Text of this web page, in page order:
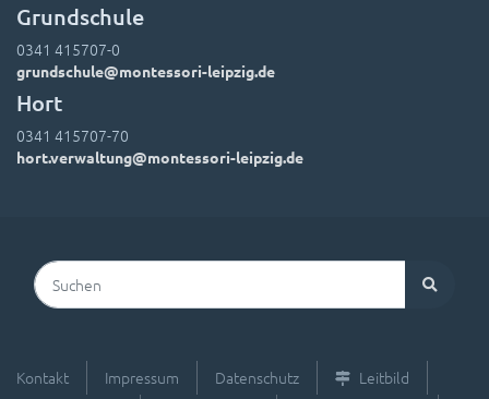
Grundschule
0341 415707-0
grundschule@montessori-leipzig.de
Hort
0341 415707-70
hort.verwaltung@montessori-leipzig.de
Suchen
Kontakt Impressum Datenschutz Leitbild